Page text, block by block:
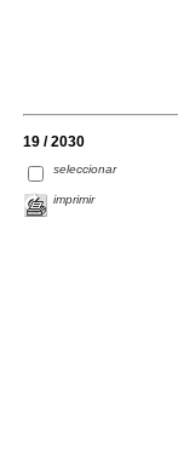
19 / 2030
seleccionar
imprimir